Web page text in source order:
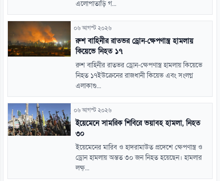
এলোপাতাড়ি গ...
০৬ আগস্ট ২০২৬
রুশ বাহিনীর রাতভর ড্রোন-ক্ষেপণাস্ত্র হামলায়
কিয়েভে নিহত ১৭
রুশ বাহিনীর রাতভর ড্রোন-ক্ষেপণাস্ত্র হামলায় কিয়েভে
নিহত ১৭ইউক্রেনের রাজধানী কিয়েভ এবং সংলগ্ন
এলাকাগু...
০৬ আগস্ট ২০২৬
ইয়েমেনে সামরিক শিবিরে ভয়াবহ হামলা, নিহত
৩০
ইয়েমেনের মারিব ও হাদরামাউত প্রদেশে ক্ষেপণাস্ত্র ও
ড্রোন হামলায় অন্তত ৩০ জন নিহত হয়েছেন। হামলার
লক্ষ্...